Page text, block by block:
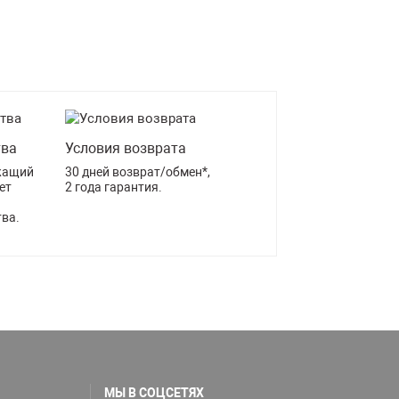
Условия возврата
30 дней возврат/обмен*,
2 года гарантия.
МЫ В СОЦСЕТЯХ